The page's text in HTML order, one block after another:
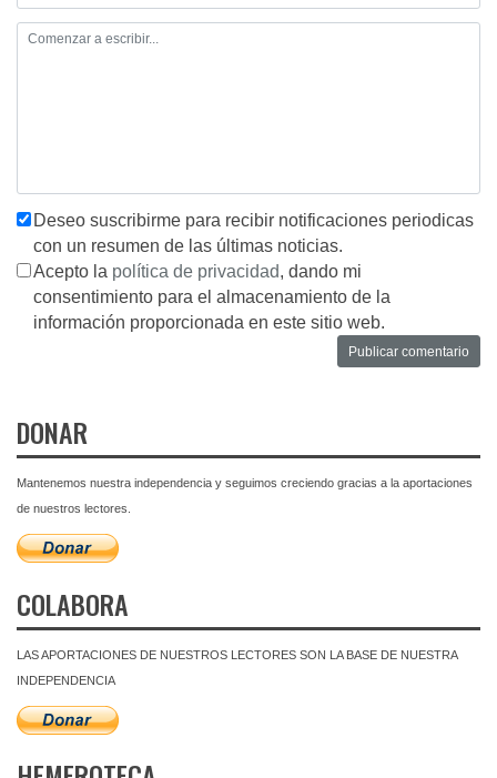
Deseo suscribirme para recibir notificaciones periodicas
con un resumen de las últimas noticias.
Acepto la política de privacidad, dando mi
consentimiento para el almacenamiento de la
información proporcionada en este sitio web.
DONAR
Mantenemos nuestra independencia y seguimos creciendo gracias a la aportaciones
de nuestros lectores.
COLABORA
LAS APORTACIONES DE NUESTROS LECTORES SON LA BASE DE NUESTRA
INDEPENDENCIA